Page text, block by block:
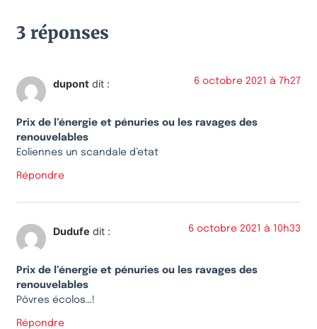
3 réponses
dupont dit : 6 octobre 2021 à 7h27
Prix de l’énergie et pénuries ou les ravages des
renouvelables
Eoliennes un scandale d’etat
Répondre
Dudufe dit : 6 octobre 2021 à 10h33
Prix de l’énergie et pénuries ou les ravages des
renouvelables
Pôvres écolos…!
Répondre